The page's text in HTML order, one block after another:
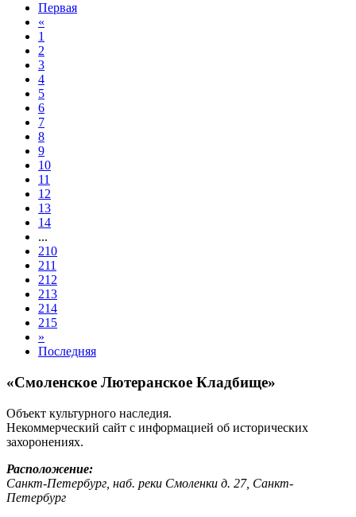
Первая
«
1
2
3
4
5
6
7
8
9
10
11
12
13
14
...
210
211
212
213
214
215
»
Последняя
«Смоленское Лютеранское Кладбище»
Объект культурного наследия.
Некоммерческий сайт с информацией об исторических
захоронениях.
Расположение:
Санкт-Петербург, наб. реки Смоленки д. 27, Санкт-
Петербург